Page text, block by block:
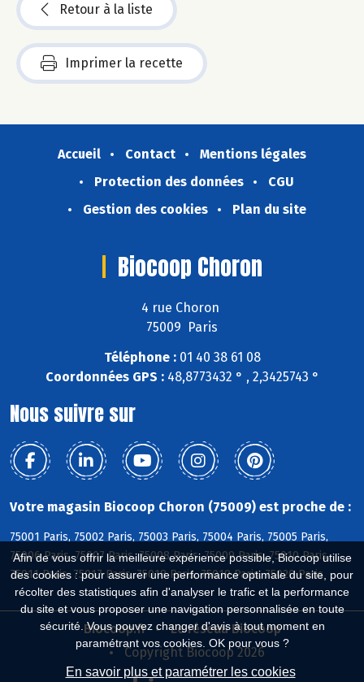
Afin de vous offrir la meilleure expérience possible, Biocoop utilise
des cookies : pour assurer une performance optimale du site, pour
récolter des statistiques afin d'analyser le trafic et la performance
du site et vous proposer une navigation personnalisée en toute
sécurité. Vous pouvez changer d'avis à tout moment en
paramétrant vos cookies. OK pour vous ?
En savoir plus et paramétrer les cookies
Retour à la liste
Imprimer la recette
Accueil Contact
Mentions légales
Protection des données
CGU
Gestion des cookies
Plan du site
Biocoop Choron
4 rue Choron
75009 Paris
Téléphone :01 40 38 61 08
Coordonnées GPS :48,8773432 ° , 2,3425743 °
Nous suivre sur
Votre magasin Biocoop Choron (75009) est proche de :
75001 Paris, 75002 Paris, 75003 Paris, 75004 Paris, 75005 Paris,
75006 Paris, 75007 Paris, 75008 Paris, 75009 Paris, 75010 Paris,
75011 Paris, 75017 Paris, 75018 Paris, 75019 Paris, 75020 Paris
Biocoop.fr
Le réseau Biocoop
Copyright Biocoop 2026